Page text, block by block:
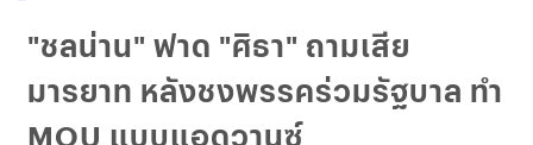
"ชลน่าน" ฟาด "ศิธา" ถามเสีย
มารยาท หลังชงพรรคร่วมรัฐบาล ทำ
MOU แบบแอดวานซ์